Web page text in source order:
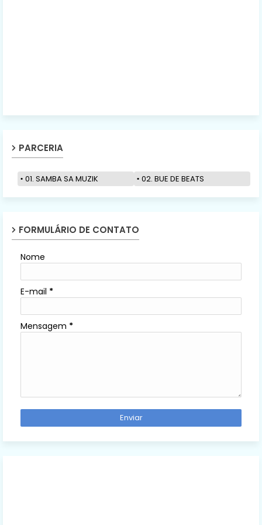
PARCERIA
01. SAMBA SA MUZIK 02. BUE DE BEATS
FORMULÁRIO DE CONTATO
Nome
E-mail *
Mensagem *